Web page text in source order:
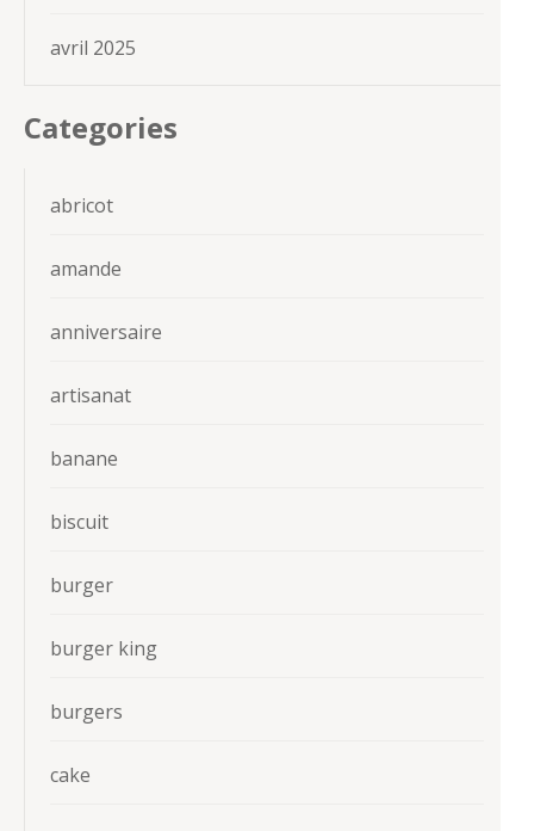
avril 2025
Categories
abricot
amande
anniversaire
artisanat
banane
biscuit
burger
burger king
burgers
cake